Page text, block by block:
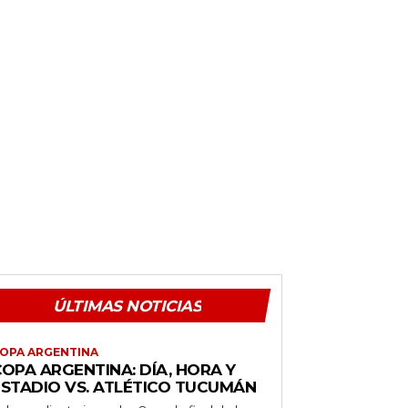
ÚLTIMAS NOTICIAS
ARGENTINA
ARGENTINA: DÍA, HORA Y
VS. ATLÉTICO TUCUMÁN